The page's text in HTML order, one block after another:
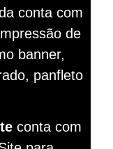
conta com
de
banner,
panfleto
conta com